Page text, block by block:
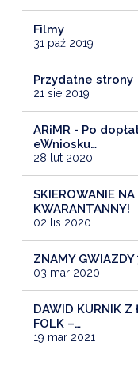
Filmy
31 paź 2019
Przydatne strony
21 sie 2019
ARiMR - Po
eWniosku…
28 lut 2020
SKIEROWANIE
KWARANTANNY!
02 lis 2020
ZNAMY GWIAZDY
03 mar 2020
DAWID KURNIK Z
FOLK –…
19 mar 2021